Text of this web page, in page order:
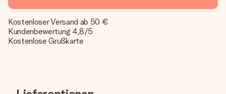
Kostenloser Versand ab 50 €
Kundenbewertung 4,8/5
Kostenlose Grußkarte